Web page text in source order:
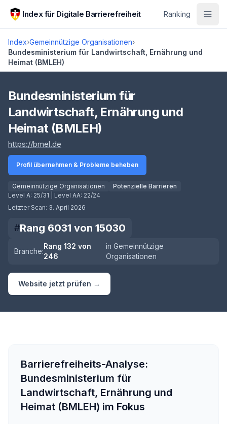
Zum Hauptinhalt springen
Index für Digitale Barrierefreiheit Ranking
Index›Gemeinnützige Organisationen›
Bundesministerium für Landwirtschaft, Ernährung und
Heimat (BMLEH)
Score lädt
Bundesministerium für
Landwirtschaft, Ernährung und
Heimat (BMLEH)
https://bmel.de
Profil übernehmen & Probleme beheben
Gemeinnützige Organisationen
Potenzielle Barrieren
Level A: 25/31 | Level AA: 22/24
Letzter Scan: 3. April 2026
#Rang 6031 von 15030
Branche:
Rang 132 von
246
in Gemeinnützige
Organisationen
Website jetzt prüfen →
Barrierefreiheits-Analyse:
Bundesministerium für
Landwirtschaft, Ernährung und
Heimat (BMLEH) im Fokus